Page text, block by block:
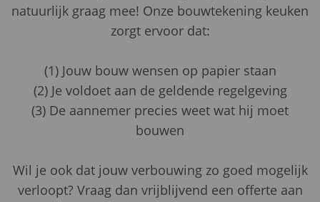
natuurlijk graag mee! Onze bouwtekening keuken
zorgt ervoor dat:
(1) Jouw bouw wensen op papier staan
(2) Je voldoet aan de geldende regelgeving
(3) De aannemer precies weet wat hij moet
bouwen
Wil je ook dat jouw verbouwing zo goed mogelijk
verloopt? Vraag dan vrijblijvend een offerte aan